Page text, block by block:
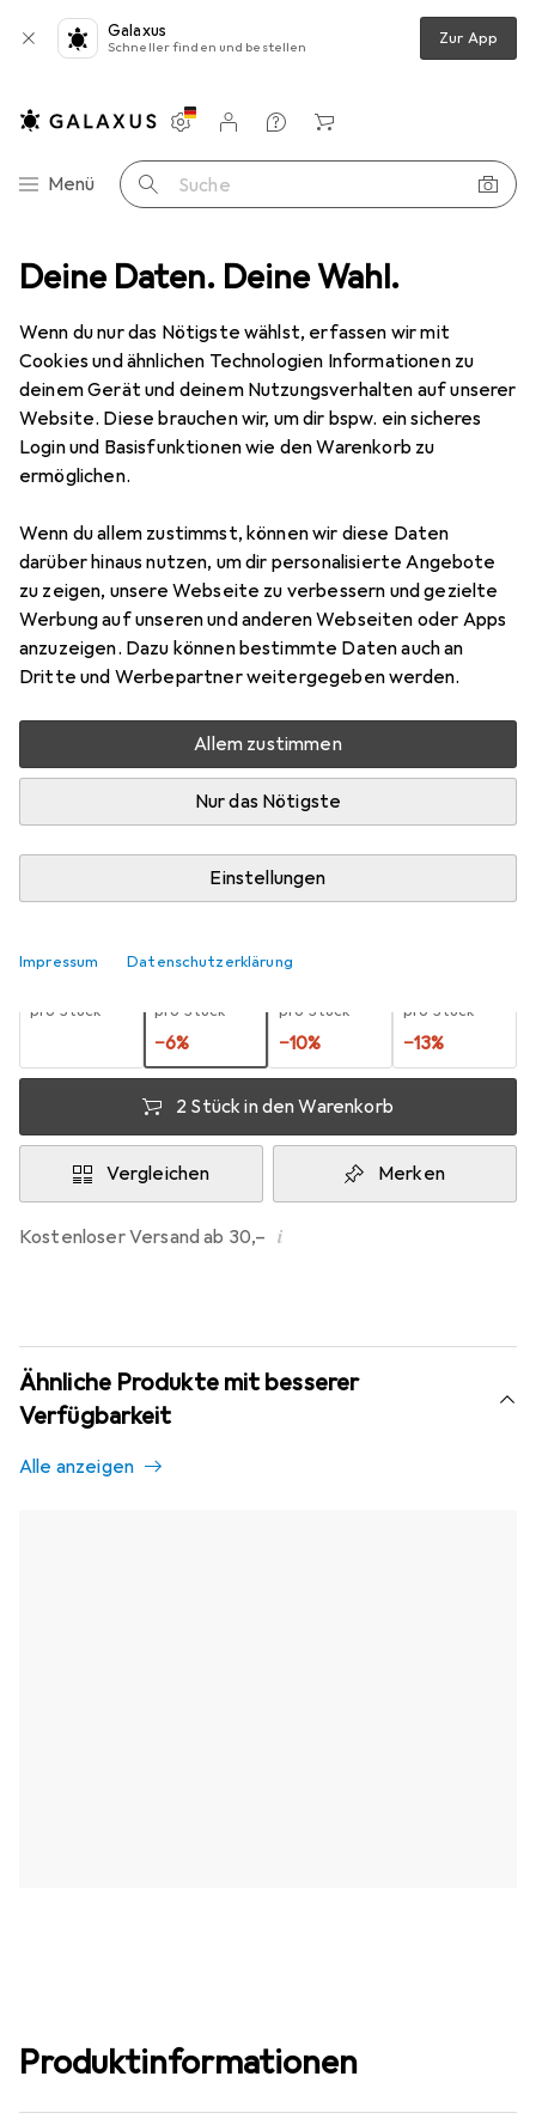
Deine Daten. Deine Wahl.
Wenn du nur das Nötigste wählst, erfassen wir mit
Cookies und ähnlichen Technologien Informationen zu
deinem Gerät und deinem Nutzungsverhalten auf unserer
Website. Diese brauchen wir, um dir bspw. ein sicheres
Login und Basisfunktionen wie den Warenkorb zu
ermöglichen.
Wenn du allem zustimmst, können wir diese Daten
darüber hinaus nutzen, um dir personalisierte Angebote
zu zeigen, unsere Webseite zu verbessern und gezielte
Werbung auf unseren und anderen Webseiten oder Apps
anzuzeigen. Dazu können bestimmte Daten auch an
Dritte und Werbepartner weitergegeben werden.
Allem zustimmen
Nur das Nötigste
Einstellungen
Impressum Datenschutzerklärung
Galaxus
Schneller finden und bestellen Zur App
Navigation nach Kategorien
Menü Suche
Einstellungen
Kundenkonto
Vergleichslisten
Merklisten
Warenkorb
Bilderrahmen Nielsen Apollo 21x29,7 Holz DIN A4
8 Bilder
MENGENRABATT
NielsenApollo 21x29,7 Holz DIN A4
24 x 30 cm
Preis in EUR inkl. MwSt.
EUR
12,48
Bewertungen Marke
Zwischen Do, 20.8. und Sa, 22.8. geliefert
Nur 4 Stück an Lager beim Lieferanten
Benachrichtigen, wenn schneller verfügbar
1 Stück
pro Stück
pro Stück
−6%
3 Stück
pro Stück
−10%
pro Stück
−13%
2 Stück in den Warenkorb
Vergleichen Merken
Kostenloser Versand ab 30,– i
Ähnliche Produkte mit besserer
Verfügbarkeit
Alle anzeigen
Produktinformationen